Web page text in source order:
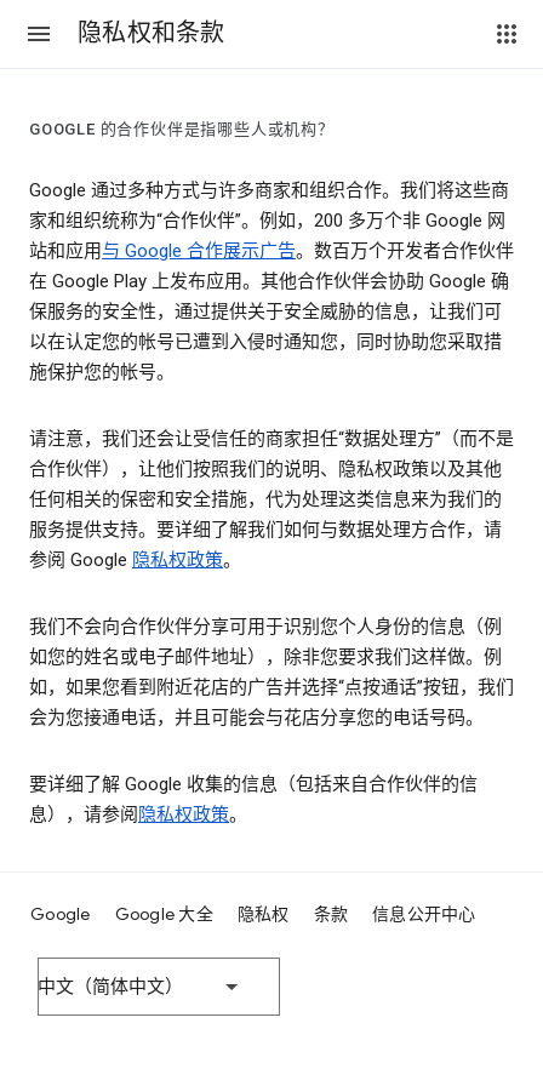
隐私权和条款
GOOGLE 的合作伙伴是指哪些人或机构？
Google 通过多种方式与许多商家和组织合作。我们将这些商
家和组织统称为“合作伙伴”。例如，200 多万个非 Google 网
站和应用与 Google 合作展示广告。数百万个开发者合作伙伴
在 Google Play 上发布应用。其他合作伙伴会协助 Google 确
保服务的安全性，通过提供关于安全威胁的信息，让我们可
以在认定您的帐号已遭到入侵时通知您，同时协助您采取措
施保护您的帐号。
请注意，我们还会让受信任的商家担任“数据处理方”（而不是
合作伙伴），让他们按照我们的说明、隐私权政策以及其他
任何相关的保密和安全措施，代为处理这类信息来为我们的
服务提供支持。要详细了解我们如何与数据处理方合作，请
参阅 Google 隐私权政策。
我们不会向合作伙伴分享可用于识别您个人身份的信息（例
如您的姓名或电子邮件地址），除非您要求我们这样做。例
如，如果您看到附近花店的广告并选择“点按通话”按钮，我们
会为您接通电话，并且可能会与花店分享您的电话号码。
要详细了解 Google 收集的信息（包括来自合作伙伴的信
息），请参阅 隐私权政策。
Google Google 大全 隐私权 条款 信息公开中心
中文（简体中文）